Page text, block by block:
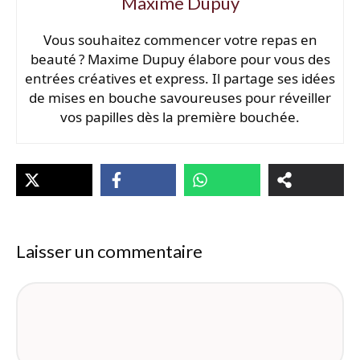
Vous souhaitez commencer votre repas en
beauté ? Maxime Dupuy élabore pour vous des
entrées créatives et express. Il partage ses idées
de mises en bouche savoureuses pour réveiller
vos papilles dès la première bouchée.
Laisser un commentaire